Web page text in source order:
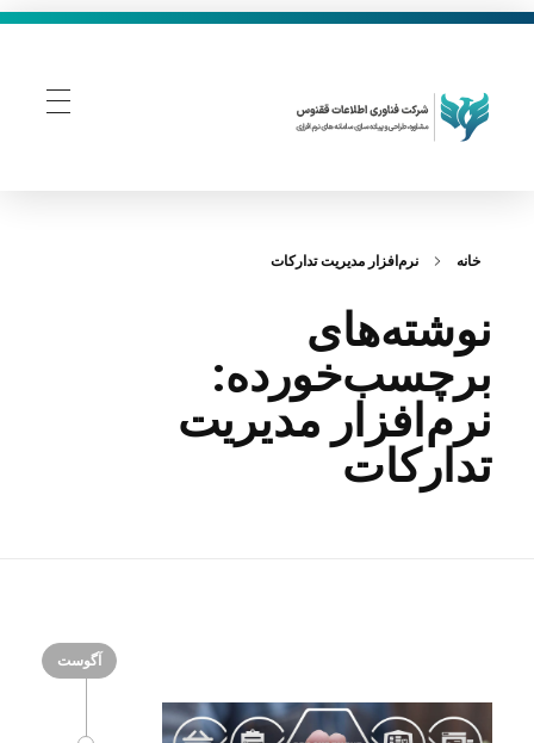
خانه نرم‌افزار مدیریت تدارکات
نوشته‌های
برچسب‌خورده:
نرم‌افزار مدیریت
تدارکات
آگوست